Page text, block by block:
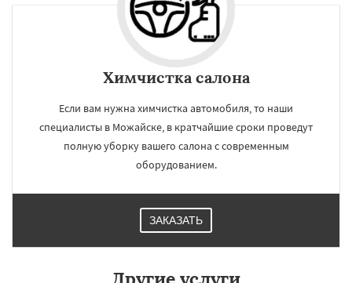
Химчистка салона
Если вам нужна химчистка автомобиля, то наши
специалисты в Можайске, в кратчайшие сроки проведут
полную уборку вашего салона с современным
оборудованием.
ЗАКАЗАТЬ